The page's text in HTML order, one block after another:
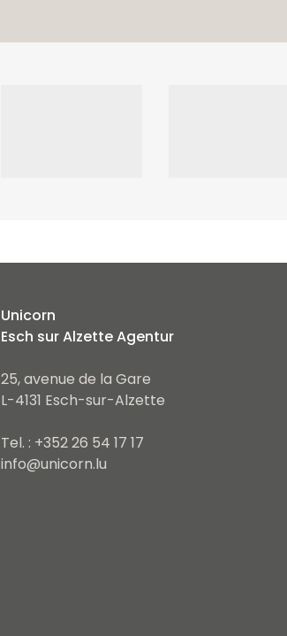
Unicorn
Esch sur Alzette Agentur
25, avenue de la Gare
L-4131 Esch-sur-Alzette
Tel. : +352 26 54 17 17
info@unicorn.lu